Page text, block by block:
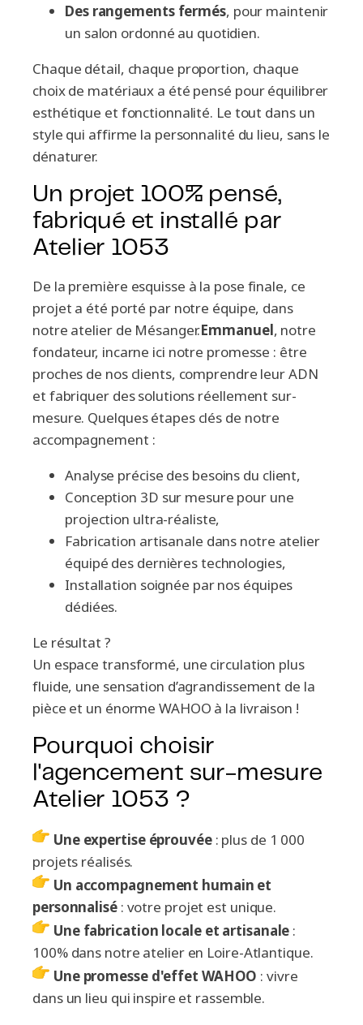
Des rangements fermés, pour maintenir
un salon ordonné au quotidien.
Chaque détail, chaque proportion, chaque
choix de matériaux a été pensé pour équilibrer
esthétique et fonctionnalité. Le tout dans un
style qui affirme la personnalité du lieu, sans le
dénaturer.
Un projet 100% pensé,
fabriqué et installé par
Atelier 1053
De la première esquisse à la pose finale, ce
projet a été porté par notre équipe, dans
notre atelier de Mésanger.Emmanuel, notre
fondateur, incarne ici notre promesse : être
proches de nos clients, comprendre leur ADN
et fabriquer des solutions réellement sur-
mesure. Quelques étapes clés de notre
accompagnement :
Analyse précise des besoins du client,
Conception 3D sur mesure pour une
projection ultra-réaliste,
Fabrication artisanale dans notre atelier
équipé des dernières technologies,
Installation soignée par nos équipes
dédiées.
Le résultat ?
Un espace transformé, une circulation plus
fluide, une sensation d’agrandissement de la
pièce et un énorme WAHOO à la livraison !
Pourquoi choisir
l'agencement sur-mesure
Atelier 1053 ?
Une expertise éprouvée: plus de 1 000
projets réalisés.
Un accompagnement humain et
personnalisé: votre projet est unique.
Une fabrication locale et artisanale :
100% dans notre atelier en Loire-Atlantique.
Une promesse d'effet WAHOO : vivre
dans un lieu qui inspire et rassemble.